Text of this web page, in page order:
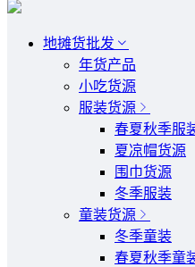
地摊货批发
年货产品
小吃货源
服装货源
春夏秋季服
夏凉帽货源
围巾货源
冬季服装
童装货源
冬季童装
春夏秋季童